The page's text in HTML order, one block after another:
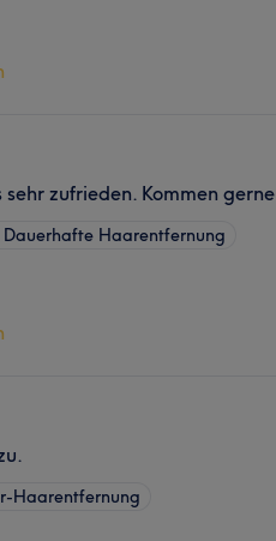
zufrieden. Kommen
Dauerhafte Haarentfernung
Haarentfernung